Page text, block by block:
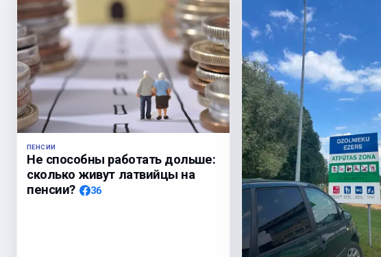
ПЕНСИИ
Не способны работать дольше:
сколько живут латвийцы на
пенсии?
36